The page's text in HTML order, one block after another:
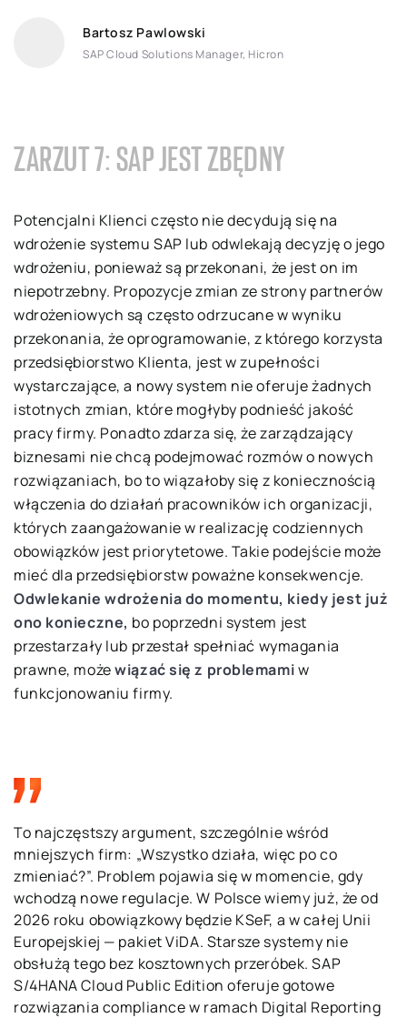
Bartosz Pawlowski
SAP Cloud Solutions Manager, Hicron
ZARZUT 7: SAP JEST ZBĘDNY
Potencjalni Klienci często nie decydują się na
wdrożenie systemu SAP lub odwlekają decyzję o jego
wdrożeniu, ponieważ są przekonani, że jest on im
niepotrzebny. Propozycje zmian ze strony partnerów
wdrożeniowych są często odrzucane w wyniku
przekonania, że oprogramowanie, z którego korzysta
przedsiębiorstwo Klienta, jest w zupełności
wystarczające, a nowy system nie oferuje żadnych
istotnych zmian, które mogłyby podnieść jakość
pracy firmy. Ponadto zdarza się, że zarządzający
biznesami nie chcą podejmować rozmów o nowych
rozwiązaniach, bo to wiązałoby się z koniecznością
włączenia do działań pracowników ich organizacji,
których zaangażowanie w realizację codziennych
obowiązków jest priorytetowe. Takie podejście może
mieć dla przedsiębiorstw poważne konsekwencje.
Odwlekanie wdrożenia do momentu, kiedy jest już
ono konieczne, bo poprzedni system jest
przestarzały lub przestał spełniać wymagania
prawne, możewiązać się z problemamiw
funkcjonowaniu firmy.
To najczęstszy argument, szczególnie wśród
mniejszych firm: „Wszystko działa, więc po co
zmieniać?”. Problem pojawia się w momencie, gdy
wchodzą nowe regulacje. W Polsce wiemy już, że od
2026 roku obowiązkowy będzie KSeF, a w całej Unii
Europejskiej — pakiet ViDA. Starsze systemy nie
obsłużą tego bez kosztownych przeróbek. SAP
S/4HANA Cloud Public Edition oferuje gotowe
rozwiązania compliance w ramach Digital Reporting